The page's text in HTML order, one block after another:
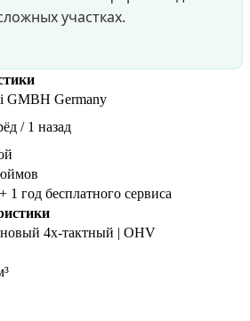
участках.
GMBH Germany
/ 1 назад
1 год бесплатного сервиса
4х-тактный | OHV